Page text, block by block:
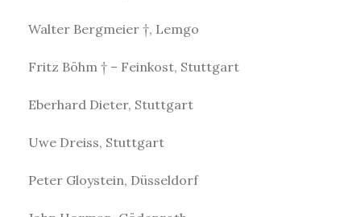
Walter Bergmeier †, Lemgo
Fritz Böhm † – Feinkost, Stuttgart
Eberhard Dieter, Stuttgart
Uwe Dreiss, Stuttgart
Peter Gloystein, Düsseldorf